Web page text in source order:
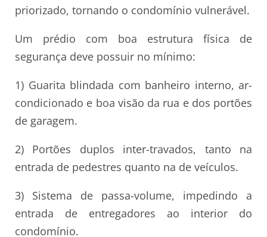
priorizado, tornando o condomínio vulnerável.
Um prédio com boa estrutura física de
segurança deve possuir no mínimo:
1) Guarita blindada com banheiro interno, ar-
condicionado e boa visão da rua e dos portões
de garagem.
2) Portões duplos inter-travados, tanto na
entrada de pedestres quanto na de veículos.
3) Sistema de passa-volume, impedindo a
entrada de entregadores ao interior do
condomínio.